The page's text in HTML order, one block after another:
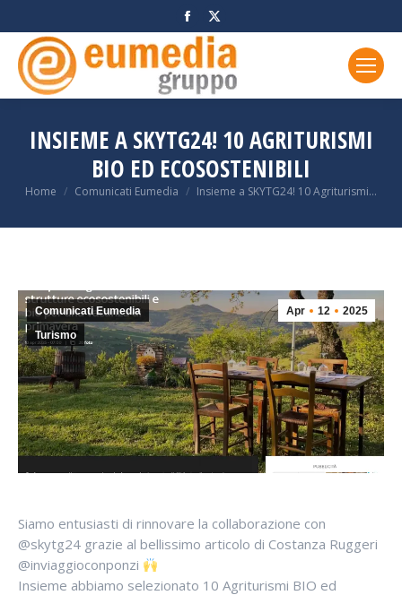
Facebook
page
opens
in
window
page
opens
in
window
INSIEME A SKYTG24! 10 AGRITURISMI
BIO ED ECOSOSTENIBILI
You are here:
Home Comunicati Eumedia Insieme a SKYTG24! 10 Agriturismi…
Apr 12 2025
Comunicati Eumedia
Turismo
Siamo entusiasti di rinnovare la collaborazione con
@skytg24 grazie al bellissimo articolo di Costanza Ruggeri
@inviaggioconponzi
Insieme abbiamo selezionato 10 Agriturismi BIO ed